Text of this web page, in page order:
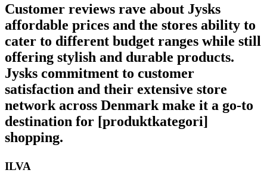
Customer reviews rave about Jysks
affordable prices and the stores ability to
cater to different budget ranges while still
offering stylish and durable products.
Jysks commitment to customer
satisfaction and their extensive store
network across Denmark make it a go-to
destination for [produktkategori]
shopping.
ILVA